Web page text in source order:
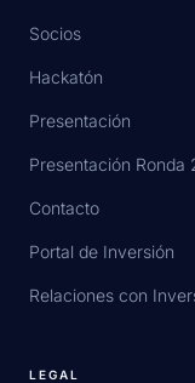
Socios
Hackatón
Presentación
Presentación Ronda
Contacto
Portal de Inversión
Relaciones con
LEGAL